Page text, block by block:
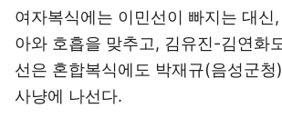
여자복식에는 이민선이 빠지는 대신
아와 호흡을 맞추고, 김유진-김연화
선은 혼합복식에도 박재규(음성군
사냥에 나선다.